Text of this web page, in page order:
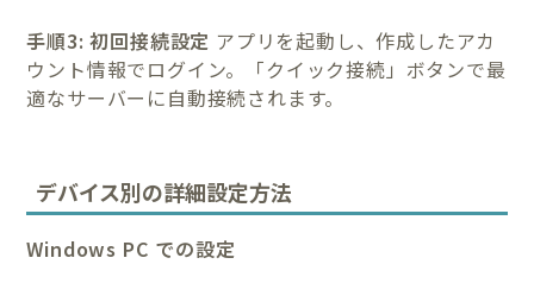
手順3: 初回接続設定 アプリを起動し、作成したアカ
ウント情報でログイン。「クイック接続」ボタンで最
適なサーバーに自動接続されます。
デバイス別の詳細設定方法
Windows PC での設定